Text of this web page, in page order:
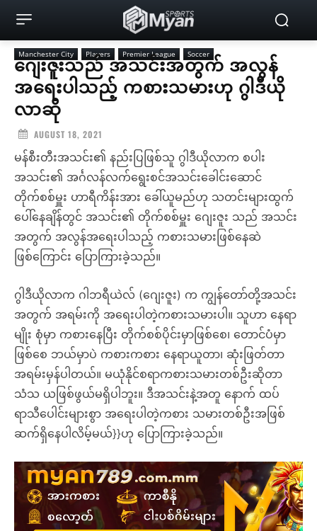
Manchester City Players Premier League Soccer
ဂျေးဇူးသည် အသင်းအတွက် အလွန်
အရေးပါသည့် ကစားသမားဟု ဂွါဒီယို
လာဆို
AUGUST 18, 2021
မန်စီးတီးအသင်း၏ နည်းပြဖြစ်သူ ဂွါဒီယိုလာက စပါး
အသင်း၏ အင်္ဂလန်လက်ရွေးစင်အသင်းခေါင်းဆောင်
တိုက်စစ်မှူး ဟာရီကိန်းအား ခေါ်ယူမည်ဟု သတင်းများထွက်
ပေါ်နေချိန်တွင် အသင်း၏ တိုက်စစ်မှူး ဂျေးဇူး သည် အသင်း
အတွက် အလွန်အရေးပါသည့် ကစားသမားဖြစ်နေဆဲ
ဖြစ်ကြောင်း ပြောကြားခဲ့သည်။
ဂွါဒီယိုလာက ဂါဘရီယဲလ် (ဂျေးဇူး) က ကျွန်တော်တို့အသင်း
အတွက် အရမ်းကို အရေးပါတဲ့ကစားသမားပါ။ သူဟာ နေရာ
မျိုး စုံမှာ ကစားနေပြီး တိုက်စစ်ပိုင်းမှာဖြစ်စေ၊ တောင်ပံမှာ
ဖြစ်စေ ဘယ်မှာပဲ ကစားကစား နေရာယူတာ၊ ဆုံးဖြတ်တာ
အရမ်းမှန်ပါတယ်။ မယုံနိုင်စရာကစားသမားတစ်ဦးဆိုတာ
သံသ ယဖြစ်ဖွယ်မရှိပါဘူး။ ဒီအသင်းနဲ့အတူ နောက် ထပ်
ရာသီပေါင်းများစွာ အရေးပါတဲ့ကစား သမားတစ်ဦးအဖြစ်
ဆက်ရှိနေပါလိမ့်မယ်}}ဟု ပြောကြားခဲ့သည်။